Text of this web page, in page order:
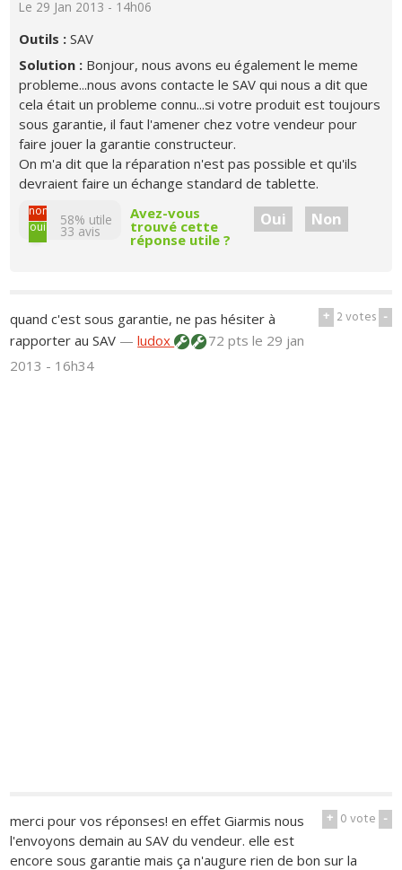
Le 29 Jan 2013 - 14h06
Outils :SAV
Solution : Bonjour, nous avons eu également le meme
probleme...nous avons contacte le SAV qui nous a dit que
cela était un probleme connu...si votre produit est toujours
sous garantie, il faut l'amener chez votre vendeur pour
faire jouer la garantie constructeur.
On m'a dit que la réparation n'est pas possible et qu'ils
devraient faire un échange standard de tablette.
non
oui
58% utile
33 avis
Avez-vous
trouvé cette
réponse utile ?
Oui Non
+ 2votes -
quand c'est sous garantie, ne pas hésiter à
rapporter au SAV —ludox 72 ptsle 29 jan
2013 - 16h34
+ 0vote -
merci pour vos réponses! en effet Giarmis nous
l'envoyons demain au SAV du vendeur. elle est
encore sous garantie mais ça n'augure rien de bon sur la